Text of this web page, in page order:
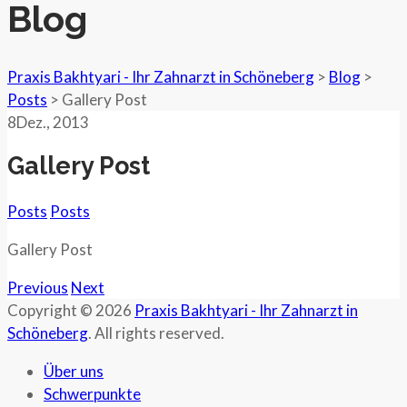
Blog
Praxis Bakhtyari - Ihr Zahnarzt in Schöneberg > Blog >
Posts > Gallery Post
8Dez., 2013
Gallery Post
Posts Posts
Gallery Post
Previous Next
Copyright © 2026 Praxis Bakhtyari - Ihr Zahnarzt in
Schöneberg. All rights reserved.
Über uns
Schwerpunkte